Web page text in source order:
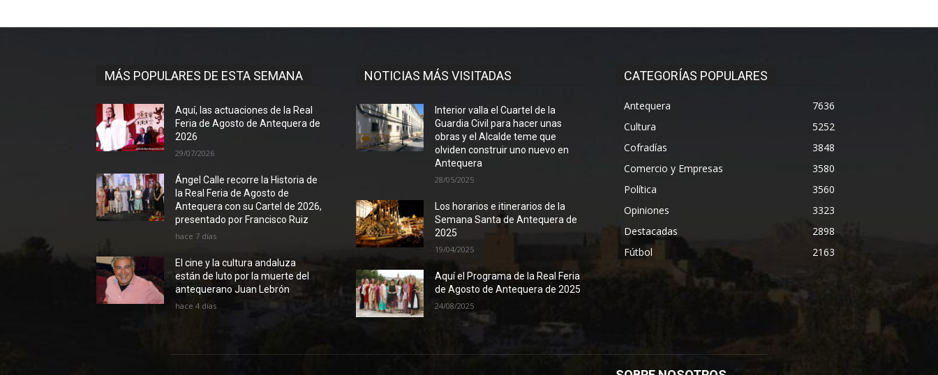
MÁS POPULARES DE ESTA SEMANA
Aquí, las actuaciones de la Real
Feria de Agosto de Antequera de
2026
29/07/2026
Ángel Calle recorre la Historia de
la Real Feria de Agosto de
Antequera con su Cartel de 2026,
presentado por Francisco Ruiz
hace 7 días
El cine y la cultura andaluza
están de luto por la muerte del
antequerano Juan Lebrón
hace 4 días
NOTICIAS MÁS VISITADAS
Interior valla el Cuartel de la
Guardia Civil para hacer unas
obras y el Alcalde teme que
olviden construir uno nuevo en
Antequera
28/05/2025
Los horarios e itinerarios de la
Semana Santa de Antequera de
2025
19/04/2025
Aquí el Programa de la Real Feria
de Agosto de Antequera de 2025
24/08/2025
CATEGORÍAS POPULARES
Antequera
7636
Cultura
5252
Cofradías
3848
Comercio y Empresas
3580
Política
3560
Opiniones
3323
Destacadas
2898
Fútbol
2163